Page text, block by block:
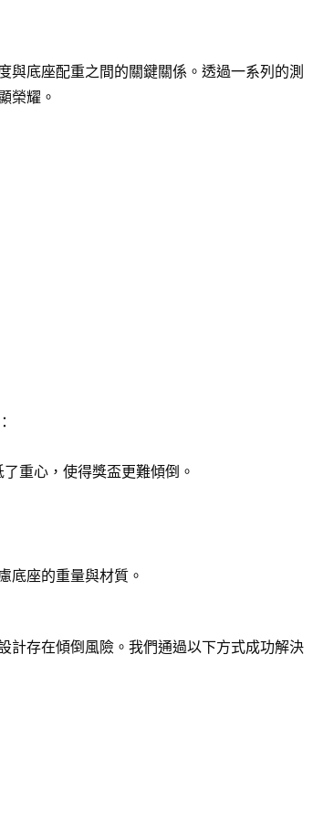
與底座配重之間的關鍵關係。透過一系列的測
榮耀。
重心，使得獎盃更難傾倒。
底座的重量與材質。
計存在傾倒風險。我們通過以下方式成功解決